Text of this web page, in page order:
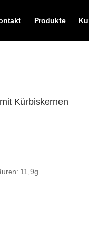
Produkte
Kürbiskernen
11,9g